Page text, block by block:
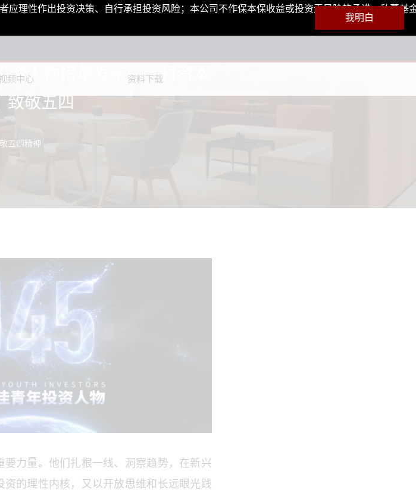
频中心 资料下载
资人物榜单发布，一村资本
致敬五四
五四精神
力量。他们扎根一线、洞察趋势，在新兴
的理性内核，又以开放思维和长远眼光践
理性作出投资决策、自行承担投资风险；本公司不作保本保收益或投资无风险的承诺。私募基
我明白